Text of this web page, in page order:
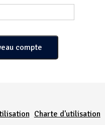
Charte d'utilisation